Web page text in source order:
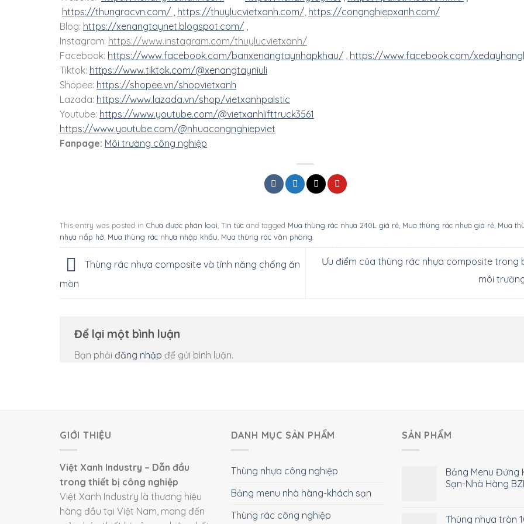
https://thungracvn.com/ , https://thuylucvietxanh.com/, https://congnghiepxanh.com/
Blog: https://xenangtaynet.blogspot.com/ ,
Instagram: https://www.instagram.com/thuylucvietxanh/
Facebook: https://www.facebook.com/banxenangtaynhapkhau/ , https://www.facebook.com/
Tiktok: https://www.tiktok.com/@xenangtayniuli
Shopee: https://shopee.vn/shopvietxanh
Lazada: https://www.lazada.vn/shop/vietxanhpalstic
Youtube: https://www.youtube.com/@vietxanhlifttruck3561
https://www.youtube.com/@nhuacongnghiepviet
Fanpage: Môi trường công nghiệp
This entry was posted in Chưa được phân loại Tin tức and tagged Mua thùng rác nhựa 240L giá rẻ Mua thùng rác nhựa giá rẻ Mua
nhựa nắp hở Mua thùng rác nhựa nhập khẩu Mua thùng rác văn phòng
Thùng rác nhựa composite và tính năng chống ăn
mòn
Ưu điểm của thùng rác nhựa composite trong
môi
Để lại một bình luận
Bạn phải đăng nhập để gửi bình luận.
GIỚI THIỆU
Việt Xanh Industry – Dẫn đầu
trong thiết bị công nghiệp
Việt Xanh Industry là thương hiệu
hàng đầu tại Việt Nam, mang đến
DANH MỤC SẢN PHẨM
Thùng nhựa công nghiệp
Bảng menu nhà hàng-khách sạn
Thùng rác công nghiệp
SẢN PHẨM
Bảng Menu Đứng
Sạn-Nhà Hàng
Thùng nhựa tròn